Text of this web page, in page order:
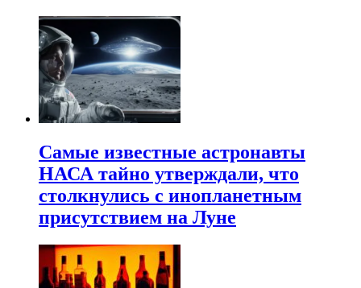
Самые известные астронавты
НАСА тайно утверждали, что
столкнулись с инопланетным
присутствием на Луне